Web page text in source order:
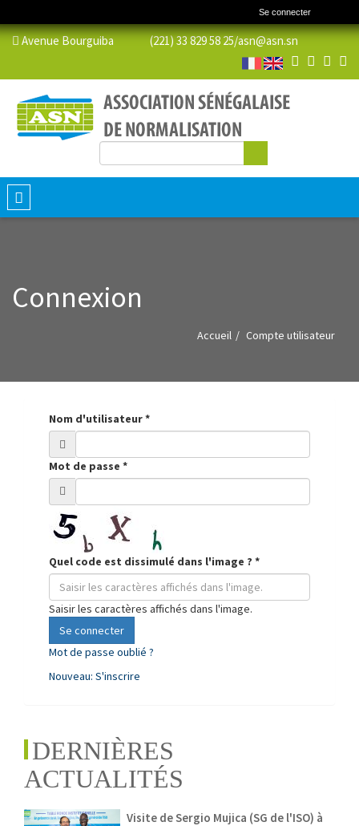
Se connecter
Avenue Bourguiba (221) 33 829 58 25/asn@asn.sn
Formulaire de recherche
Toggle
navigation
Connexion
Accueil Compte utilisateur
Nom d'utilisateur*
Mot de passe *
Quel code est dissimulé dans l'image ? *
Saisir les caractères affichés dans l'image.
Se connecter
Mot de passe oublié ?
Nouveau: S'inscrire
DERNIÈRES
ACTUALITÉS
Visite de Sergio Mujica (SG de l'ISO) à